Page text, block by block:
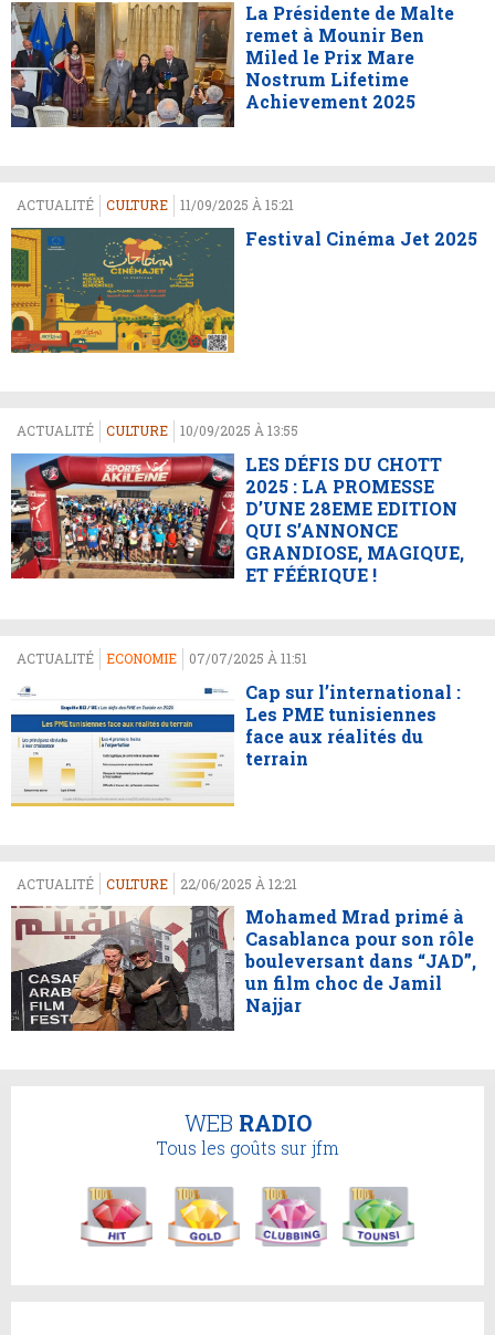
La Présidente de Malte
remet à Mounir Ben
Miled le Prix Mare
Nostrum Lifetime
Achievement 2025
ACTUALITÉ CULTURE 11/09/2025 À 15:21
Festival Cinéma Jet 2025
ACTUALITÉ CULTURE 10/09/2025 À 13:55
LES DÉFIS DU CHOTT
2025 : LA PROMESSE
D’UNE 28EME EDITION
QUI S’ANNONCE
GRANDIOSE, MAGIQUE,
ET FÉÉRIQUE !
ACTUALITÉ ECONOMIE 07/07/2025 À 11:51
Cap sur l’international :
Les PME tunisiennes
face aux réalités du
terrain
ACTUALITÉ CULTURE 22/06/2025 À 12:21
Mohamed Mrad primé à
Casablanca pour son rôle
bouleversant dans “JAD”,
un film choc de Jamil
Najjar
WEB RADIO
Tous les goûts sur jfm